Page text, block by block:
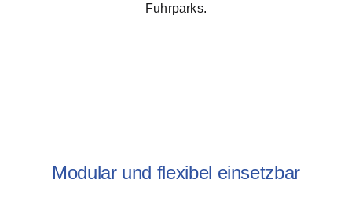
Fuhrparks.
Modular und flexibel einsetzbar